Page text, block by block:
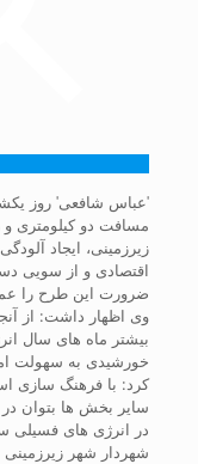
ˈعباس شافعیˈ روز
مسافت دو کیلومتری و
زیرزمینی، ایجاد
اقتصادی و از سویی
ضرورت این طرح را
وی اظهار داشت: از
بیشتر ماه های سال
خورشیدی به سهولت
کرد: با فرهنگ سازی
سایر بخش ها بتوان
در انرژی های فسیلی
شهردار شهر